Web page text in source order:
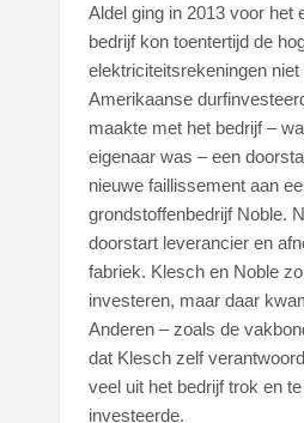
Aldel ging in 2013 voor het
bedrijf kon toentertijd de
elektriciteitsrekeningen niet
Amerikaanse
maakte met het bedrijf –
eigenaar was – een
nieuwe faillissement aan
grondstoffenbedrijf Noble.
doorstart leverancier en
fabriek. Klesch en Noble
investeren, maar daar
Anderen – zoals de
dat Klesch zelf
veel uit het bedrijf trok en
investeerde.